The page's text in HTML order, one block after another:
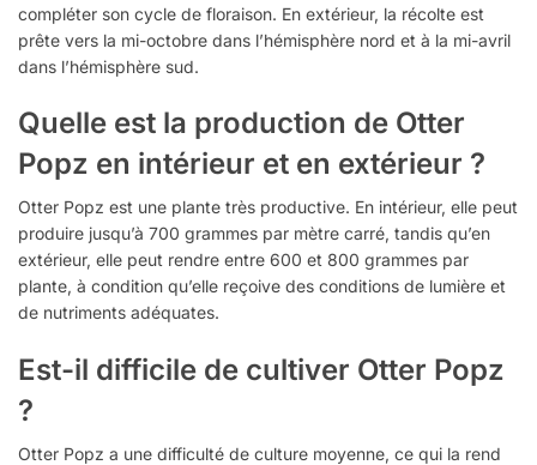
compléter son cycle de floraison. En extérieur, la récolte est
prête vers la mi-octobre dans l’hémisphère nord et à la mi-avril
dans l’hémisphère sud.
Quelle est la production de Otter
Popz en intérieur et en extérieur ?
Otter Popz est une plante très productive. En intérieur, elle peut
produire jusqu’à 700 grammes par mètre carré, tandis qu’en
extérieur, elle peut rendre entre 600 et 800 grammes par
plante, à condition qu’elle reçoive des conditions de lumière et
de nutriments adéquates.
Est-il difficile de cultiver Otter Popz
?
Otter Popz a une difficulté de culture moyenne, ce qui la rend